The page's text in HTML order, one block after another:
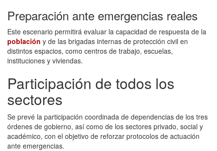
Preparación ante emergencias reales
Este escenario permitirá evaluar la capacidad de respuesta de la
población y de las brigadas internas de protección civil en
distintos espacios, como centros de trabajo, escuelas,
instituciones y viviendas.
Participación de todos los
sectores
Se prevé la participación coordinada de dependencias de los tres
órdenes de gobierno, así como de los sectores privado, social y
académico, con el objetivo de reforzar protocolos de actuación
ante emergencias.